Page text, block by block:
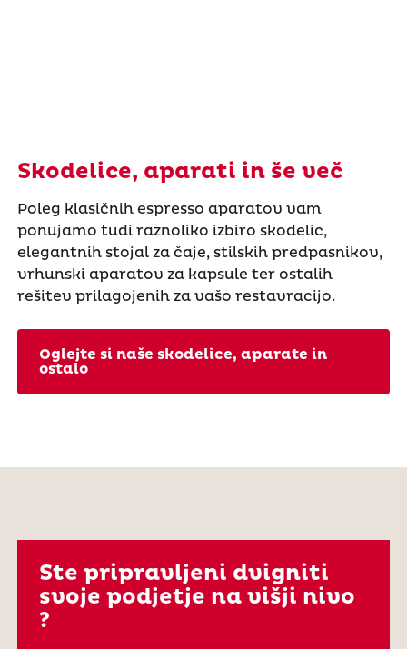
Skodelice, aparati in še več
Poleg klasičnih espresso aparatov vam
ponujamo tudi raznoliko izbiro skodelic,
elegantnih stojal za čaje, stilskih predpasnikov,
vrhunski aparatov za kapsule ter ostalih
rešitev prilagojenih za vašo restavracijo.
Oglejte si naše skodelice, aparate in
ostalo
Ste pripravljeni dvigniti
svoje podjetje na višji nivo
?